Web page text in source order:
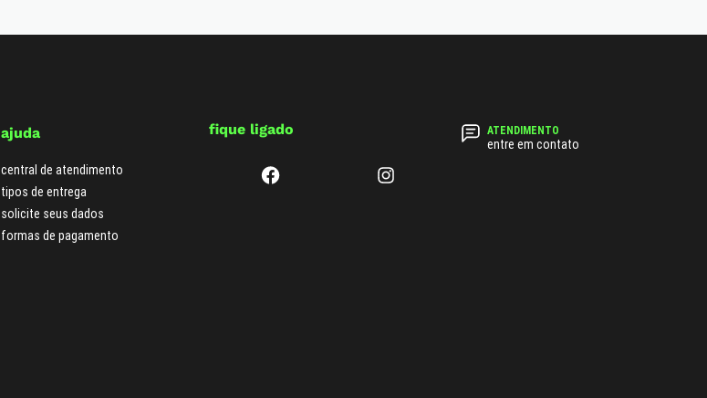
ajuda
central de atendimento
tipos de entrega
solicite seus dados
formas de pagamento
fique ligado
entre em contato